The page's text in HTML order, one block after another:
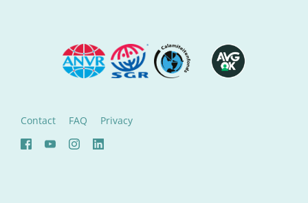
Contact FAQ Privacy